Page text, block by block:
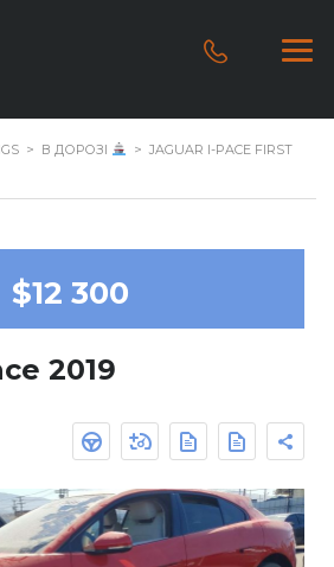
> В ДОРОЗІ > JAGUAR I-PACE FIRST
$12 300
2019